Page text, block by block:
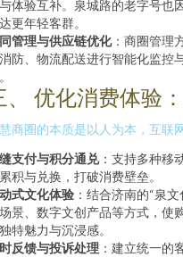
体验互补。泉城路的老字号也
更年轻客群。
管理与供应链优化：商圈管理
防、物流配送进行智能化监控
、 优化消费体验
商圈的本质是以人为本，互联
支付与积分通兑：支持多种移
积与兑换，打破消费壁垒。
式文化体验 ：结合济南的“泉
景、数字文创产品等方式，使
特魅力与沉浸感。
反馈与投诉处理 ：建立统一的